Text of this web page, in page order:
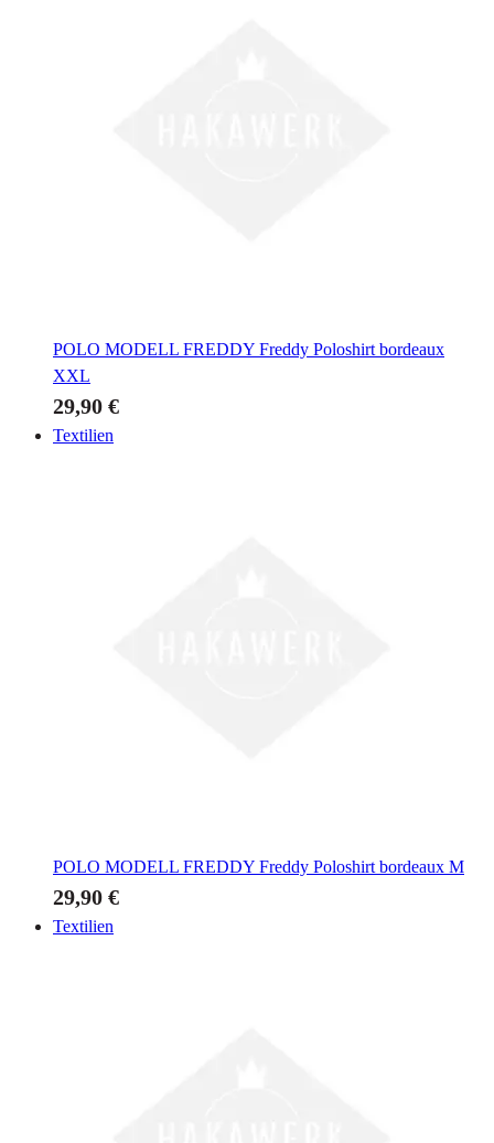
POLO MODELL FREDDY Freddy Poloshirt bordeaux
XXL
29,90 €
Textilien
POLO MODELL FREDDY Freddy Poloshirt bordeaux M
29,90 €
Textilien